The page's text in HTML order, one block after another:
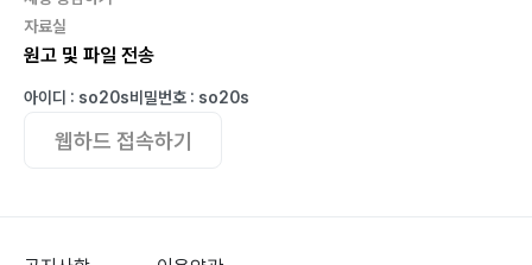
자료실
원고 및 파일 전송
아이디 : so20s비밀번호 : so20s
웹하드 접속하기